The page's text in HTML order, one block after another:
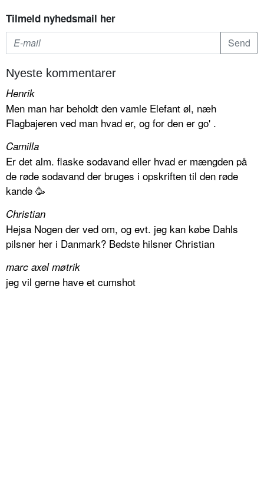
Tilmeld nyhedsmail her
Nyeste kommentarer
Henrik
Men man har beholdt den vamle Elefant øl, næh
Flagbajeren ved man hvad er, og for den er go' .
Camilla
Er det alm. flaske sodavand eller hvad er mængden på
de røde sodavand der bruges i opskriften til den røde
kande 🥳
Christian
Hejsa Nogen der ved om, og evt. jeg kan købe Dahls
pilsner her i Danmark? Bedste hilsner Christian
marc axel møtrik
jeg vil gerne have et cumshot